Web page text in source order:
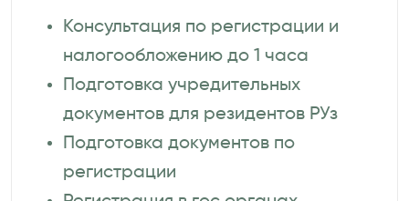
Консультация по регистрации и
налогообложению до 1 часа
Подготовка учредительных
документов для резидентов РУз
Подготовка документов по
регистрации